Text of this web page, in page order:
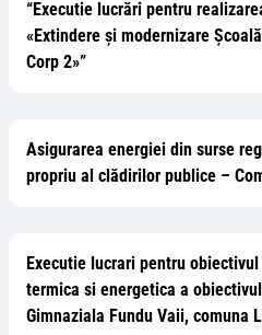
“Executie lucrări pentru
«Extindere și modernizare
Corp 2»”
Asigurarea energiei din surse
propriu al clădirilor publice –
Executie lucrari pentru
termica si energetica a
Gimnaziala Fundu Vaii, comuna